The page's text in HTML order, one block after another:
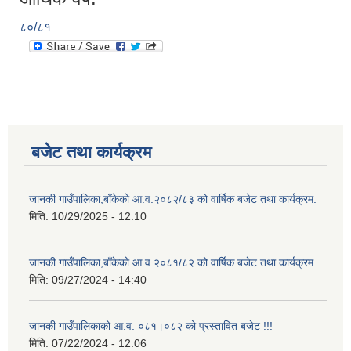
८०/८१
बजेट तथा कार्यक्रम
जानकी गाउँपालिका,बाँकेको आ.व.२०८२/८३ को वार्षिक बजेट तथा कार्यक्रम.
मिति: 10/29/2025 - 12:10
जानकी गाउँपालिका,बाँकेको आ.व.२०८१/८२ को वार्षिक बजेट तथा कार्यक्रम.
मिति: 09/27/2024 - 14:40
जानकी गाउँपालिकाको आ.व. ०८१।०८२ को प्रस्तावित बजेट !!!
मिति: 07/22/2024 - 12:06